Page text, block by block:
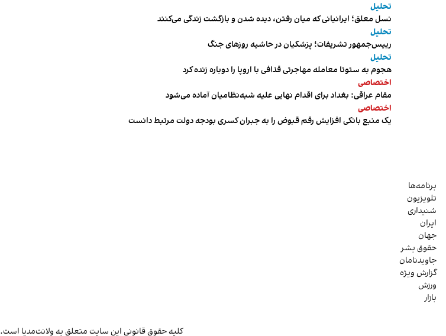
تحلیل
نسل معلق؛ ایرانیانی که میان رفتن، دیده شدن و بازگشت زندگی می‌کنند
تحلیل
رییس‌جمهور تشریفات؛ پزشکیان در حاشیه روزهای جنگ
تحلیل
هجوم به سئوتا معامله مهاجرتی قذافی با اروپا را دوباره زنده کرد
اختصاصی
مقام عراقی: بغداد برای اقدام نهایی علیه شبه‌نظامیان آماده می‌شود
اختصاصی
یک منبع بانکی افزایش رقم قبوض را به جبران کسری بودجه دولت مرتبط دانست
برنامه‌ها
تلویزیون
شنیداری
ایران
جهان
حقوق بشر
جاویدنامان
گزارش ویژه
ورزش
بازار
کلیه حقوق قانونی این سایت متعلق به ولانت‌مدیا است.